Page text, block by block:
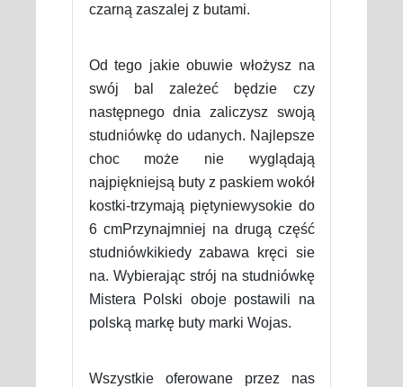
czarną zaszalej z butami.
Od tego jakie obuwie włożysz na
swój bal zależeć będzie czy
następnego dnia zaliczysz swoją
studniówkę do udanych. Najlepsze
choc może nie wyglądają
najpiękniejsą buty z paskiem wokół
kostki-trzymają piętyniewysokie do
6 cmPrzynajmniej na drugą część
studniówkikiedy zabawa kręci sie
na. Wybierając strój na studniówkę
Mistera Polski oboje postawili na
polską markę buty marki Wojas.
Wszystkie oferowane przez nas